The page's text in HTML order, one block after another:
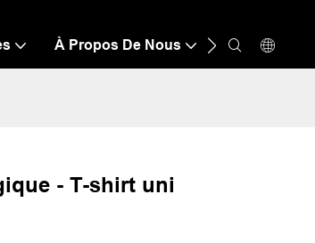
À Propos De Nous Ressource
- T-shirt uni